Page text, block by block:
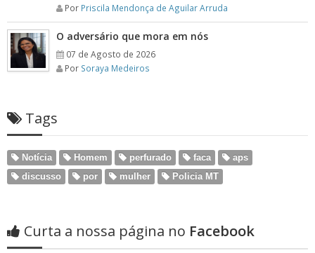
Por Priscila Mendonça de Aguilar Arruda
O adversário que mora em nós
07 de Agosto de 2026
Por Soraya Medeiros
Tags
Notícia Homem perfurado faca
aps
discusso
por mulher Policia MT
Curta a nossa página no Facebook